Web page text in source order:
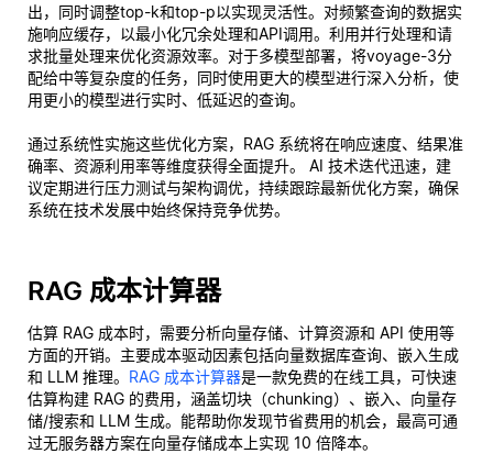
出，同时调整top-k和top-p以实现灵活性。对频繁查询的数据实
施响应缓存，以最小化冗余处理和API调用。利用并行处理和请
求批量处理来优化资源效率。对于多模型部署，将voyage-3分
配给中等复杂度的任务，同时使用更大的模型进行深入分析，使
用更小的模型进行实时、低延迟的查询。
通过系统性实施这些优化方案，RAG 系统将在响应速度、结果准
确率、资源利用率等维度获得全面提升。 AI 技术迭代迅速，建
议定期进行压力测试与架构调优，持续跟踪最新优化方案，确保
系统在技术发展中始终保持竞争优势。
RAG 成本计算器
估算 RAG 成本时，需要分析向量存储、计算资源和 API 使用等
方面的开销。主要成本驱动因素包括向量数据库查询、嵌入生成
和 LLM 推理。 RAG 成本计算器是一款免费的在线工具，可快速
估算构建 RAG 的费用，涵盖切块（chunking）、嵌入、向量存
储/搜索和 LLM 生成。能帮助你发现节省费用的机会，最高可通
过无服务器方案在向量存储成本上实现 10 倍降本。